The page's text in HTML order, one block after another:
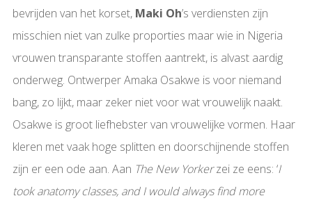
bevrijden van het korset, Maki Oh’s verdiensten zijn
misschien niet van zulke proporties maar wie in Nigeria
vrouwen transparante stoffen aantrekt, is alvast aardig
onderweg. Ontwerper Amaka Osakwe is voor niemand
bang, zo lijkt, maar zeker niet voor wat vrouwelijk naakt.
Osakwe is groot liefhebster van vrouwelijke vormen. Haar
kleren met vaak hoge splitten en doorschijnende stoffen
zijn er een ode aan. Aan The New Yorkerzei ze eens: ‘I
took anatomy classes, and I would always find more